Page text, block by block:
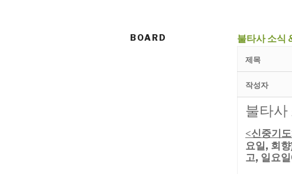
BOARD 불타사 소식
제목
작성자
불타사
<신중기도
요일, 회
고, 일요